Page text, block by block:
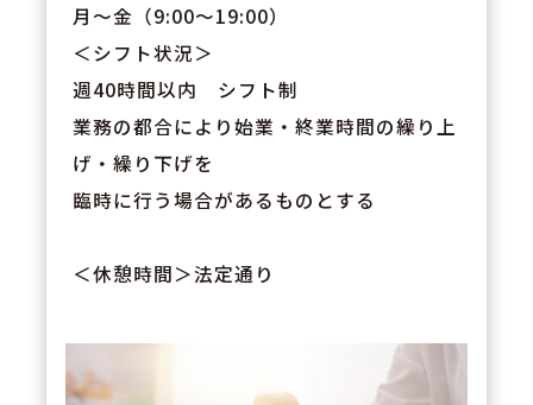
月～金（9:00～19:00）
＜シフト状況＞
週40時間以内 シフト制
業務の都合により始業・終業時間の繰り上
げ・繰り下げを
臨時に行う場合があるものとする
＜休憩時間＞法定通り